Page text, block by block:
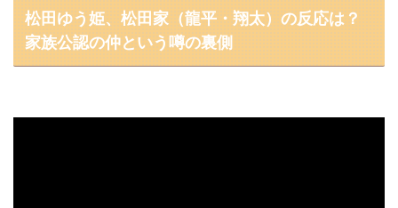
松田ゆう姫、松田家（龍平・翔太）の反応は？
家族公認の仲という噂の裏側